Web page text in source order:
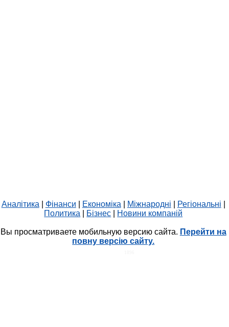
Аналітика Фінанси Економіка Міжнародні Регіональні
Политика
Бізнес Новини компаній
Вы просматриваете мобильную версию сайта. Перейти на
повну версію сайту.